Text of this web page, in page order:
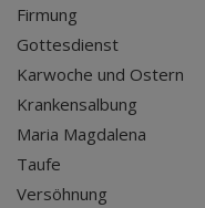
Firmung
Gottesdienst
Karwoche und Ostern
Krankensalbung
Maria Magdalena
Taufe
Versöhnung